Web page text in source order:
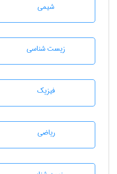
شيمی
زيست شناسی
فیزیک
رياضی